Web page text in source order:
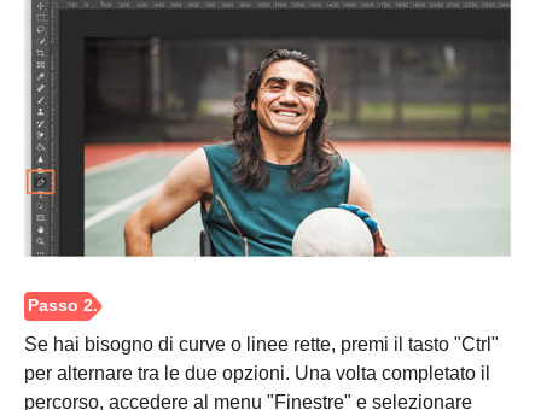
Se hai bisogno di curve o linee rette, premi il tasto "Ctrl"
per alternare tra le due opzioni. Una volta completato il
percorso, accedere al menu "Finestre" e selezionare